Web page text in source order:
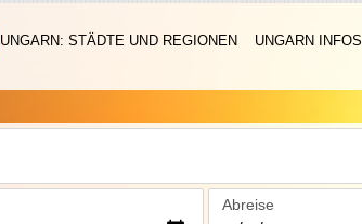
UNGARN: STÄDTE UND REGIONEN
UNGARN INFOS
Abreise